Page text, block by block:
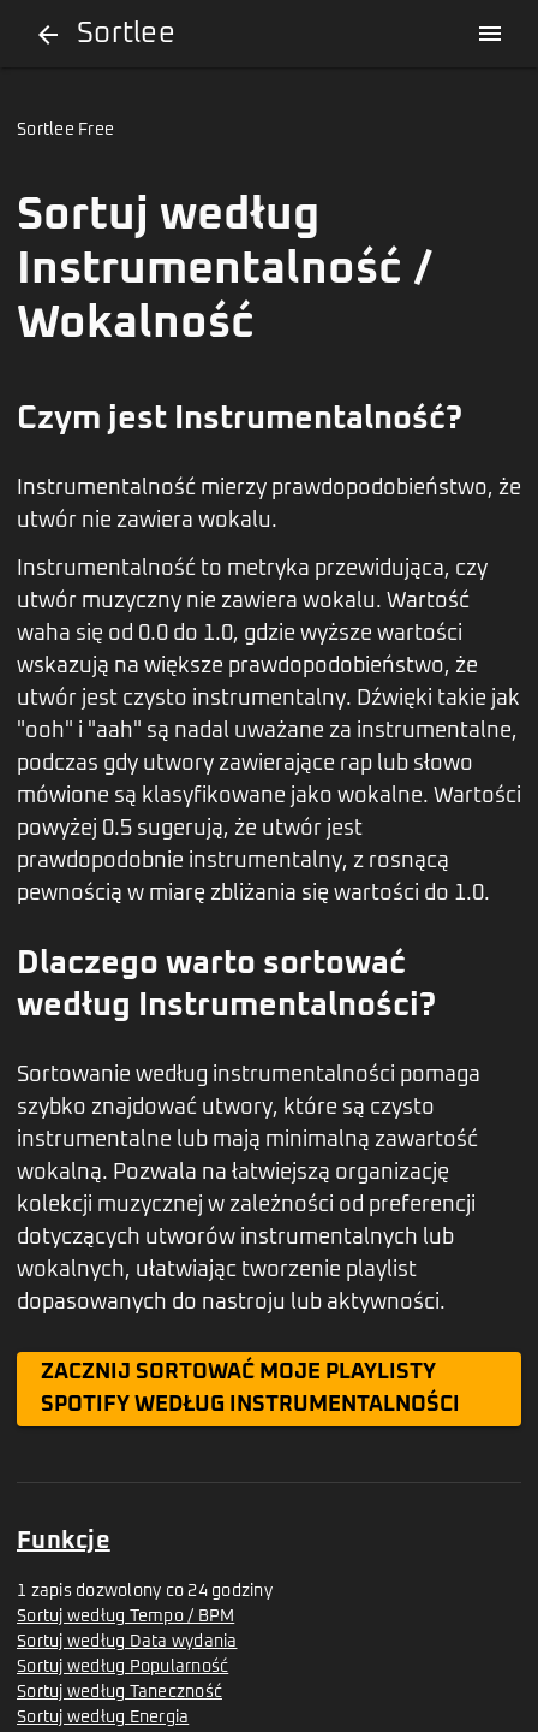
arrow_back Sortlee menu
Sortlee Free
Sortuj według
Instrumentalność /
Wokalność
Czym jest Instrumentalność?
Instrumentalność mierzy prawdopodobieństwo, że
utwór nie zawiera wokalu.
Instrumentalność to metryka przewidująca, czy
utwór muzyczny nie zawiera wokalu. Wartość
waha się od 0.0 do 1.0, gdzie wyższe wartości
wskazują na większe prawdopodobieństwo, że
utwór jest czysto instrumentalny. Dźwięki takie jak
"ooh" i "aah" są nadal uważane za instrumentalne,
podczas gdy utwory zawierające rap lub słowo
mówione są klasyfikowane jako wokalne. Wartości
powyżej 0.5 sugerują, że utwór jest
prawdopodobnie instrumentalny, z rosnącą
pewnością w miarę zbliżania się wartości do 1.0.
Dlaczego warto sortować
według Instrumentalności?
Sortowanie według instrumentalności pomaga
szybko znajdować utwory, które są czysto
instrumentalne lub mają minimalną zawartość
wokalną. Pozwala na łatwiejszą organizację
kolekcji muzycznej w zależności od preferencji
dotyczących utworów instrumentalnych lub
wokalnych, ułatwiając tworzenie playlist
dopasowanych do nastroju lub aktywności.
ZACZNIJ SORTOWAĆ MOJE PLAYLISTY
SPOTIFY WEDŁUG INSTRUMENTALNOŚCI
Funkcje
1 zapis dozwolony co 24 godziny
Sortuj według Tempo / BPM
Sortuj według Data wydania
Sortuj według Popularność
Sortuj według Taneczność
Sortuj według Energia